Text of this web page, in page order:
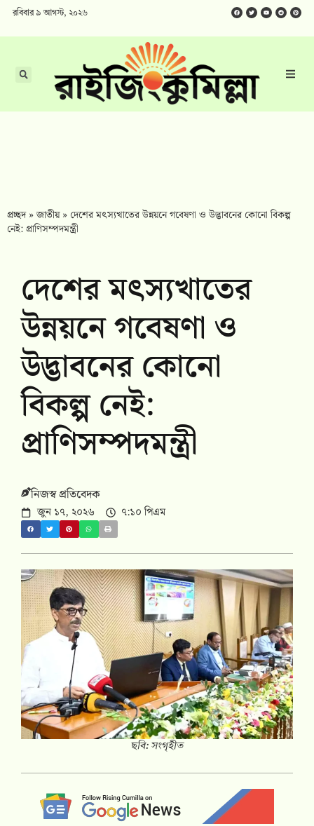
রবিবার ৯ আগস্ট, ২০২৬
প্রচ্ছদ»জাতীয়» দেশের মৎস্যখাতের উন্নয়নে গবেষণা ও উদ্ভাবনের কোনো বিকল্প
নেই: প্রাণিসম্পদমন্ত্রী
দেশের মৎস্যখাতের
উন্নয়নে গবেষণা ও
উদ্ভাবনের কোনো
বিকল্প নেই:
প্রাণিসম্পদমন্ত্রী
নিজস্ব প্রতিবেদক
জুন ১৭, ২০২৬ ৭:১০ পিএম
ছবি: সংগৃহীত